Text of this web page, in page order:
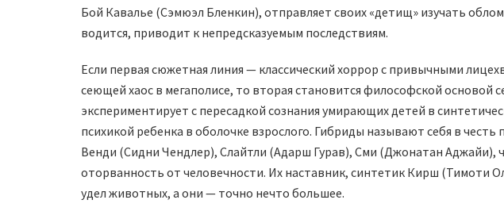
Бой Кавалье (Сэмюэл Бленкин), отправляет своих «детищ» изучать
водится, приводит к непредсказуемым последствиям.
Если первая сюжетная линия — классический хоррор с привычными
сеющей хаос в мегаполисе, то вторая становится философской основой
экспериментирует с пересадкой сознания умирающих детей в
психикой ребенка в оболочке взрослого. Гибриды называют себя в
Венди (Сидни Чендлер), Слайтли (Адарш Гурав), Сми (Джонатан Аджайи),
оторванность от человечности. Их наставник, синтетик Кирш (Тимоти
удел животных, а они — точно нечто большее.